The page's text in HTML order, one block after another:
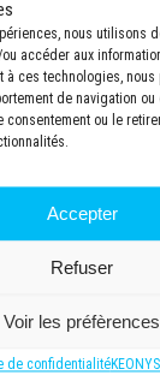
nous utilisons
accéder aux
à ces technologies,
de navigation
consentement ou le
Accepter
Refuser
Voir les préfèrences
de confidentialité
pédagogique
et mises en
de sessions
des compétences
pédagogique
et/ou imprimé)
Accès permanent
durant et à la suite
la consultation des